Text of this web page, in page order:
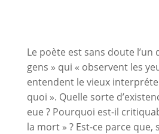
Le poète est sans doute l’un
gens » qui « observent les
entendent le vieux
quoi ». Quelle sorte
eue ? Pourquoi est-il
la mort » ? Est-ce parce que,